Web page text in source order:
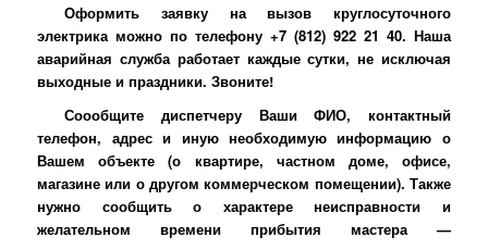
Оформить заявку на вызов круглосуточного
электрика можно по телефону +7 (812) 922 21 40. Наша
аварийная служба работает каждые сутки, не исключая
выходные и праздники. Звоните!
Соообщите диспетчеру Ваши ФИО, контактный
телефон, адрес и иную необходимую информацию о
Вашем объекте (о квартире, частном доме, офисе,
магазине или о другом коммерческом помещении). Также
нужно сообщить о характере неисправности и
желательном времени прибытия мастера —